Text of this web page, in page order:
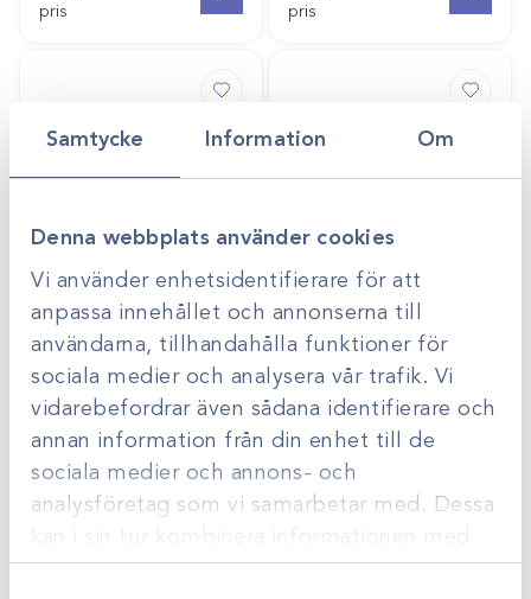
Samtycke Information Om
Denna webbplats använder cookies
Vi använder enhetsidentifierare för att
anpassa innehållet och annonserna till
användarna, tillhandahålla funktioner för
sociala medier och analysera vår trafik. Vi
vidarebefordrar även sådana identifierare och
annan information från din enhet till de
sociala medier och annons- och
analysföretag som vi samarbetar med. Dessa
annan information som du har tillhandahållit
pris
pris
Art.nr1029463
Förlängningslang
infusion 200cm
Logga in för att se
Art.nr 47976
Diatermiapparat
M200 200W
Logga in för att se